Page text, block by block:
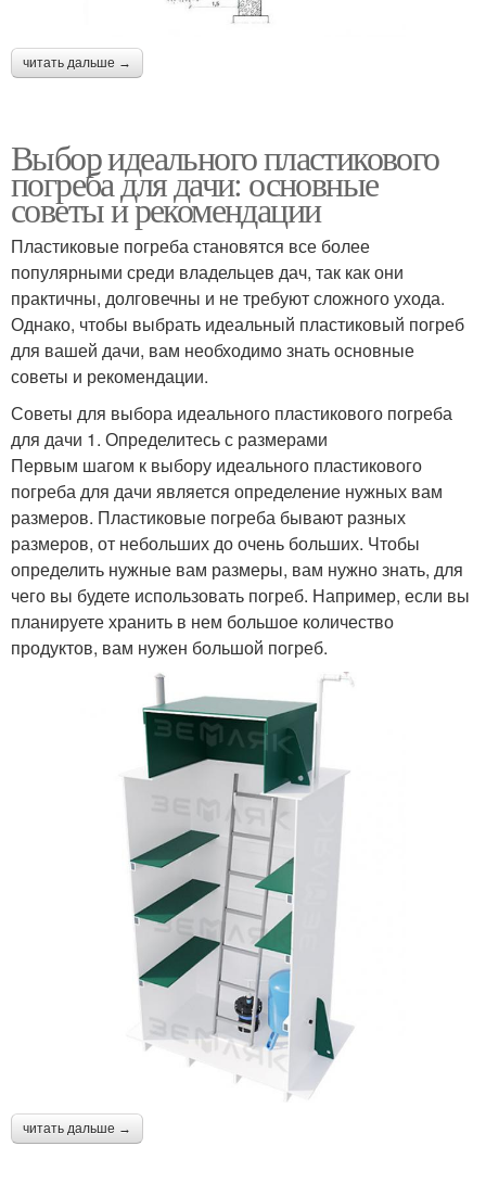
читать дальше →
Выбор идеального пластикового
погреба для дачи: основные
советы и рекомендации
Пластиковые погреба становятся все более
популярными среди владельцев дач, так как они
практичны, долговечны и не требуют сложного ухода.
Однако, чтобы выбрать идеальный пластиковый погреб
для вашей дачи, вам необходимо знать основные
советы и рекомендации.
Советы для выбора идеального пластикового погреба
для дачи 1. Определитесь с размерами
Первым шагом к выбору идеального пластикового
погреба для дачи является определение нужных вам
размеров. Пластиковые погреба бывают разных
размеров, от небольших до очень больших. Чтобы
определить нужные вам размеры, вам нужно знать, для
чего вы будете использовать погреб. Например, если вы
планируете хранить в нем большое количество
продуктов, вам нужен большой погреб.
читать дальше →